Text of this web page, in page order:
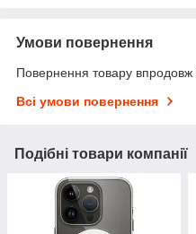
Умови повернення
Повернення товару впродовж
Всі умови повернення
Подібні товари компанії